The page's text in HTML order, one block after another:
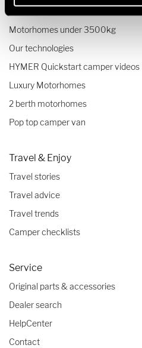
Motorhomes under 3500kg
Our technologies
HYMER Quickstart camper videos
Luxury Motorhomes
2 berth motorhomes
Pop top camper van
Travel & Enjoy
Travel stories
Travel advice
Travel trends
Camper checklists
Service
Original parts & accessories
Dealer search
HelpCenter
Contact